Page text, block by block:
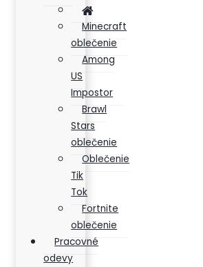
Minecraft
oblečenie
Among
US
Impostor
Brawl
Stars
oblečenie
Oblečenie
Tik
Tok
Fortnite
oblečenie
Pracovné
odevy